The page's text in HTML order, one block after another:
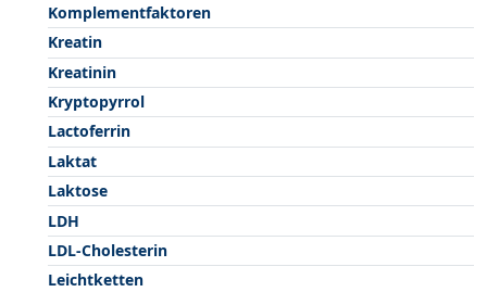
Komplementfaktoren
Kreatin
Kreatinin
Kryptopyrrol
Lactoferrin
Laktat
Laktose
LDH
LDL-Cholesterin
Leichtketten